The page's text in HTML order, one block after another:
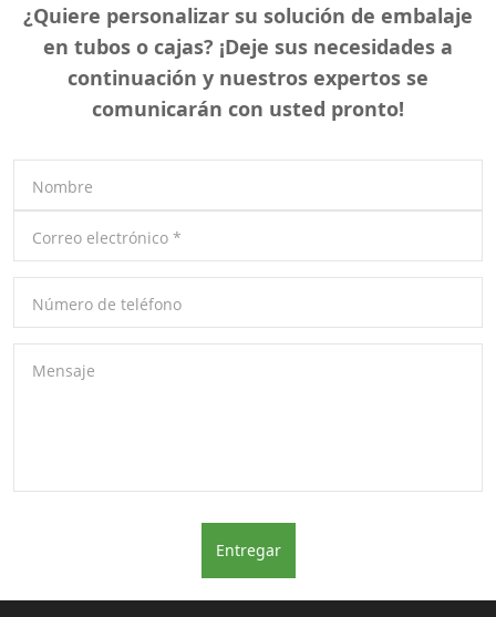
¿Quiere personalizar su solución de embalaje
en tubos o cajas? ¡Deje sus necesidades a
continuación y nuestros expertos se
comunicarán con usted pronto!
Nombre
Correo electrónico *
Número de teléfono
Mensaje
Entregar